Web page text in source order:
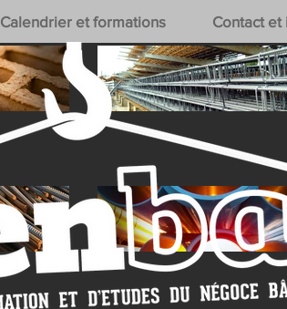
Calendrier et formations Contact et